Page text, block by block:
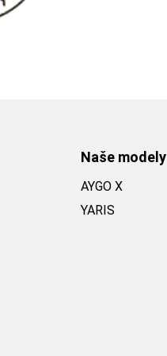
Naše modely
AYGO X
YARIS